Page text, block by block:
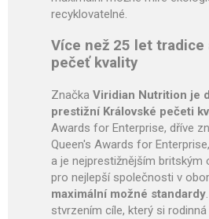
recyklovatelné.
Více než 25 let tradice
pečeť kvality
Značka Viridian Nutrition je
prestižní Královské pečeti
Awards for Enterprise, dříve
Queen's Awards for
a je nejprestižnějším britským
pro nejlepší společnosti v
maximální možné standardy
stvrzením cíle, který si